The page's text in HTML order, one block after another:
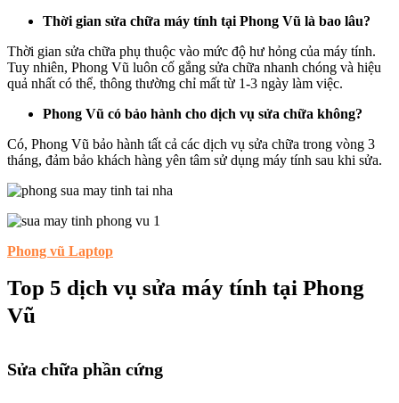
Thời gian sửa chữa máy tính tại Phong Vũ là bao lâu?
Thời gian sửa chữa phụ thuộc vào mức độ hư hỏng của máy tính.
Tuy nhiên, Phong Vũ luôn cố gắng sửa chữa nhanh chóng và hiệu
quả nhất có thể, thông thường chỉ mất từ 1-3 ngày làm việc.
Phong Vũ có bảo hành cho dịch vụ sửa chữa không?
Có, Phong Vũ bảo hành tất cả các dịch vụ sửa chữa trong vòng 3
tháng, đảm bảo khách hàng yên tâm sử dụng máy tính sau khi sửa.
Phong vũ Laptop
Top 5 dịch vụ sửa máy tính tại Phong
Vũ
Sửa chữa phần cứng